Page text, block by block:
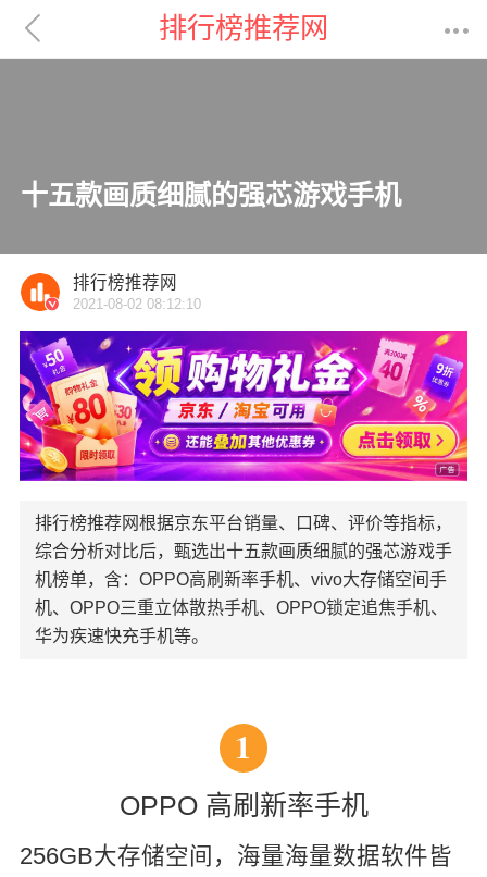
 排行榜推荐网 
十五款画质细腻的强芯游戏手机

排行榜推荐网
2021-08-02 08:12:10
排行榜推荐网根据京东平台销量、口碑、评价等指标，
综合分析对比后，甄选出十五款画质细腻的强芯游戏手
机榜单，含：OPPO高刷新率手机、vivo大存储空间手
机、OPPO三重立体散热手机、OPPO锁定追焦手机、
华为疾速快充手机等。
1
OPPO 高刷新率手机
256GB大存储空间，海量海量数据软件皆